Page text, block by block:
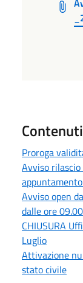
Proroga
Avviso
Avviso open
dalle ore
CHIUSURA
Luglio
Attivazione
stato civile